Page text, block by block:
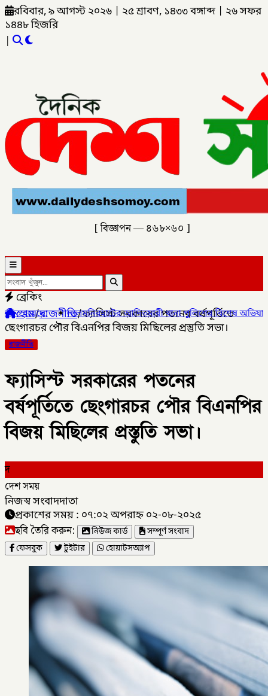
রবিবার, ৯ আগস্ট ২০২৬ ২৫ শ্রাবণ, ১৪৩৩ বঙ্গাব্দ
২৬ সফর
১৪৪৮ হিজরি
|
[ বিজ্ঞাপন — ৪৬৮×৬০ ]
ব্রেকিং
আদিতমারী থানা পুলিশের বিশেষ অভিযানে , মাদক সম্রাট
হোম/রাজনীতি/ফ্যাসিস্ট সরকারের পতনের বর্ষপূর্তিতে
ছেংগারচর পৌর বিএনপির বিজয় মিছিলের প্রস্তুতি সভা।
রাজনীতি
ফ্যাসিস্ট সরকারের পতনের
বর্ষপূর্তিতে ছেংগারচর পৌর বিএনপির
বিজয় মিছিলের প্রস্তুতি সভা।
দ
দেশ সময়
নিজস্ব সংবাদদাতা
প্রকাশের সময় : ০৭:০২ অপরাহ্ন ০২-০৮-২০২৫
ছবি তৈরি করুন: নিউজ কার্ড
সম্পূর্ণ সংবাদ
ফেসবুক
টুইটার হোয়াটসঅ্যাপ